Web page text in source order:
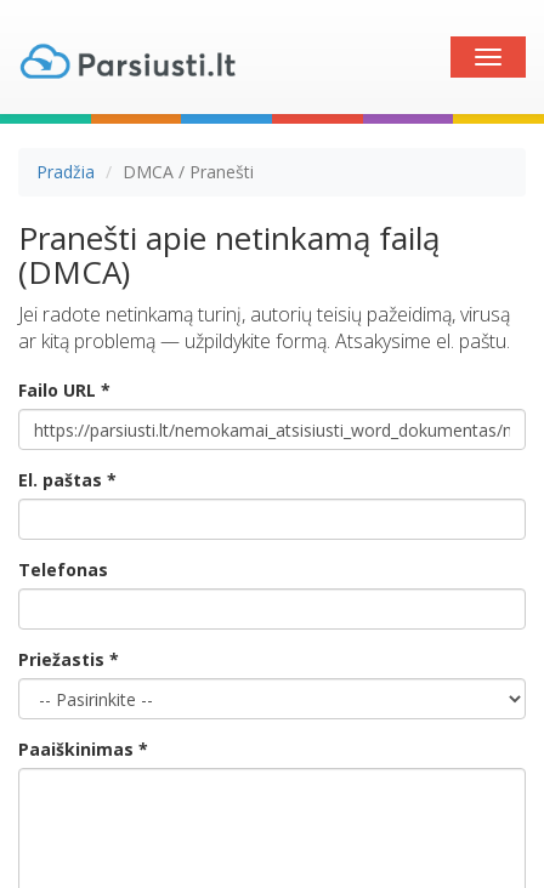
Toggle
Pradžia DMCA / Pranešti
Pranešti apie netinkamą failą
(DMCA)
Jei radote netinkamą turinį, autorių teisių pažeidimą, virusą
ar kitą problemą — užpildykite formą. Atsakysime el. paštu.
Failo URL *
El. paštas *
Telefonas
Priežastis *
Paaiškinimas *